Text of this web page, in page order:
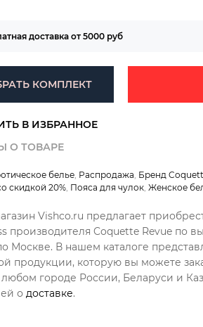
доставка от 5000 руб
КОМПЛЕКТ
белье, Распродажа, Бренд
скидкой 20%, Пояса для чулок, Женское
Vishco.ru предлагает
производителя Coquette Revue по
Москве. В нашем каталоге
продукции, которую вы можете
городе России, Беларуси и
о доставке.